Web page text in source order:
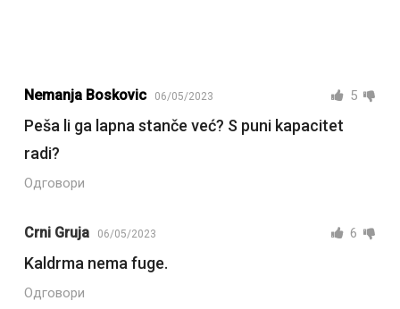
Nemanja Boskovic 06/05/2023 5
Peša li ga lapna stanče već? S puni kapacitet
radi?
Одговори
Crni Gruja 06/05/2023 6
Kaldrma nema fuge.
Одговори